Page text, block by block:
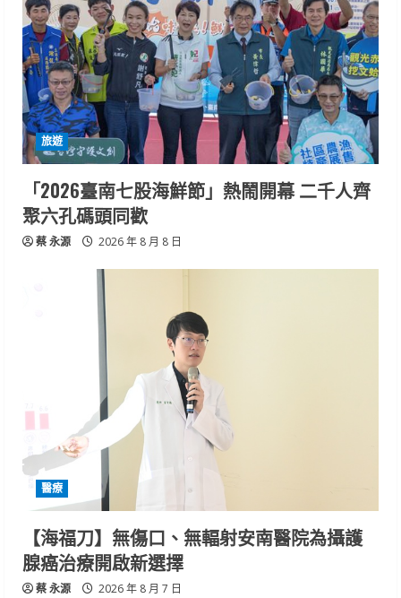
旅遊
「2026臺南七股海鮮節」熱鬧開幕 二千人齊
聚六孔碼頭同歡
蔡 永源 2026 年 8 月 8 日
醫療
【海福刀】無傷口、無輻射安南醫院為攝護
腺癌治療開啟新選擇
蔡 永源 2026 年 8 月 7 日